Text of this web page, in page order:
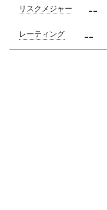
リスクメジャー --
レーティング --